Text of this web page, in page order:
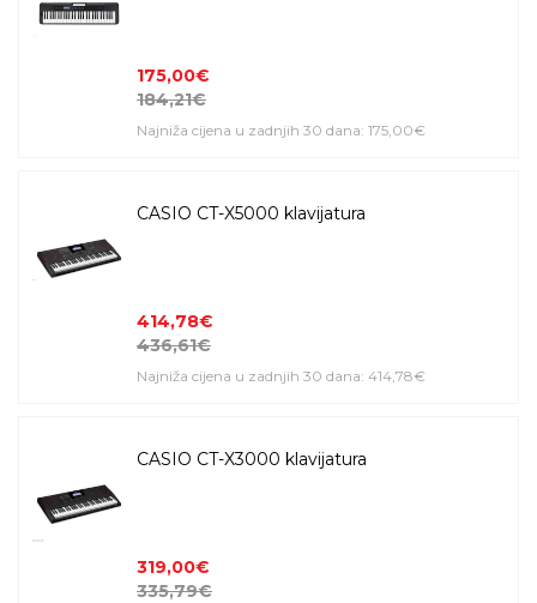
175,00€
184,21€
Najniža cijena u zadnjih 30 dana: 175,00€
CASIO CT-X5000 klavijatura
414,78€
436,61€
Najniža cijena u zadnjih 30 dana: 414,78€
CASIO CT-X3000 klavijatura
319,00€
335,79€